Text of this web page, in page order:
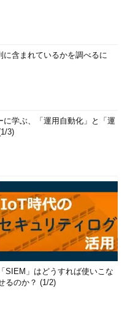
に含まれているかを調べるに
に学ぶ、「運用自動化」と「運
3)
「SIEM」はどうすれば使いこな
るのか？ (1/2)